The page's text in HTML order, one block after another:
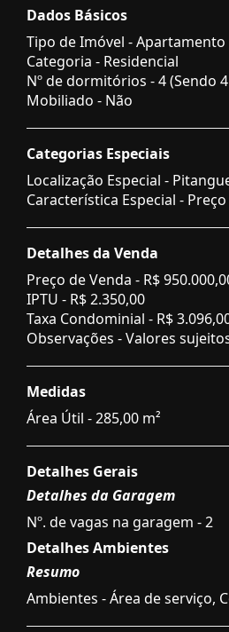
Dados Básicos
Tipo de Imóvel - Apartamento
Categoria - Residencial
Nº de dormitórios - 4 (Sendo
Mobiliado - Não
Categorias Especiais
Localização Especial -
Característica Especial -
Detalhes da Venda
Preço de Venda - R$
IPTU - R$ 2.350,00
Taxa Condominial - R$
Observações - Valores
Medidas
Área Útil - 285,00 m²
Detalhes Gerais
Detalhes da Garagem
Nº. de vagas na garagem - 2
Detalhes Ambientes
Resumo
Ambientes - Área de serviço,